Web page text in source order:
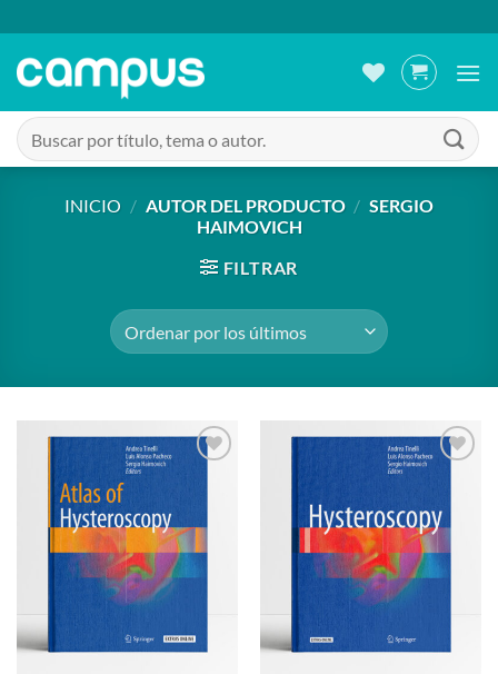
al
contenido
Buscar
por:
INICIO / AUTOR DEL PRODUCTO / SERGIO
HAIMOVICH
FILTRAR
deseos
lista de
deseos